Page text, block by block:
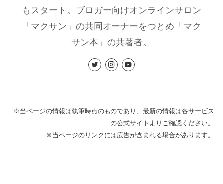
もスタート。ブロガー向けオンラインサロン
「マクサン」の共同オーナーをつとめ「マク
サン本」の共著者。
※当ページの情報は執筆時点のものであり、最新の情報は各サービス
の公式サイトよりご確認ください。
※当ページのリンクには広告が含まれる場合があります。